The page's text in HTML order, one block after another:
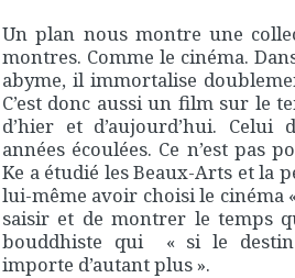
Un plan nous montre une
montres. Comme le cinéma.
abyme, il immortalise
C’est donc aussi un film sur le
d’hier et d’aujourd’hui. Celui
années écoulées. Ce n’est pas
Ke a étudié les Beaux-Arts et la
lui-même avoir choisi le cinéma
saisir et de montrer le temps
bouddhiste qui « si le
importe d’autant plus ».